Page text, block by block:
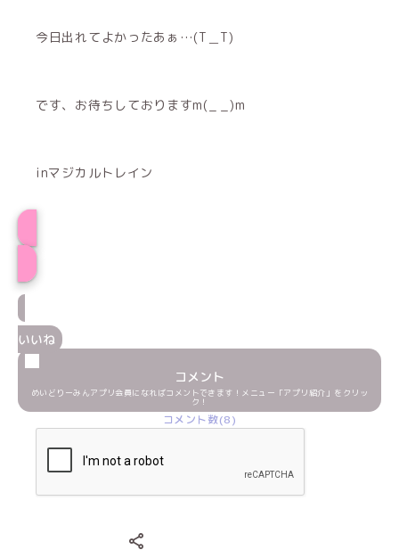
今日出れてよかったあぁ…(T＿T)
です、お待ちしておりますm(_ _)m
inマジカルトレイン
いいね
コメント
めいどりーみんアプリ会員になればコメントできます！メニュー「アプリ紹介」をクリッ
ク！
コメント数(8)